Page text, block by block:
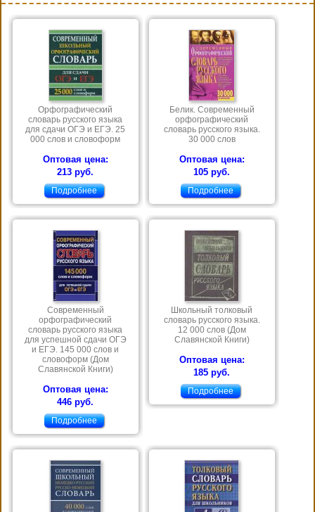
Орфографический
словарь русского языка
для сдачи ОГЭ и ЕГЭ. 25
000 слов и словоформ
Оптовая цена:
213 руб.
Подробнее
Белик. Современный
орфографический
словарь русского языка.
30 000 слов
Оптовая цена:
105 руб.
Подробнее
Современный
орфографический
словарь русского языка
для успешной сдачи ОГЭ
и ЕГЭ. 145 000 слов и
словоформ (Дом
Славянской Книги)
Оптовая цена:
446 руб.
Подробнее
Школьный толковый
словарь русского языка.
12 000 слов (Дом
Славянской Книги)
Оптовая цена:
185 руб.
Подробнее